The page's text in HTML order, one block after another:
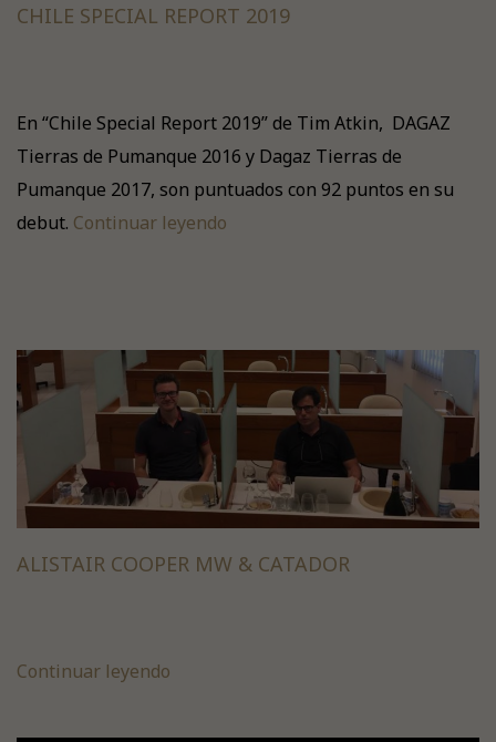
CHILE SPECIAL REPORT 2019
En “Chile Special Report 2019” de Tim Atkin, DAGAZ
Tierras de Pumanque 2016 y Dagaz Tierras de
Pumanque 2017, son puntuados con 92 puntos en su
debut. Continuar leyendo
ALISTAIR COOPER MW & CATADOR
Continuar leyendo